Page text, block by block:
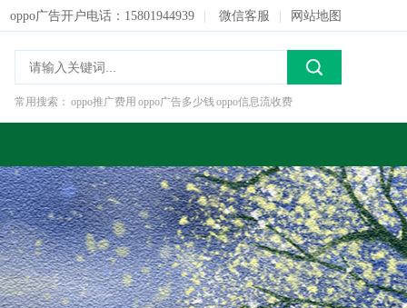
oppo广告开户电话：15801944939 微信客服 网站地图
常用搜索： oppo推广费用 oppo广告多少钱oppo信息流收费